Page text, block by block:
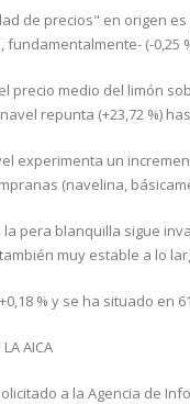
de precios" en origen
(-0,25
precio medio del limón
repunta (+23,72 %)
experimenta un
(navelina,
pera blanquilla sigue
muy estable a lo
% y se ha situado en
AICA
a la Agencia de